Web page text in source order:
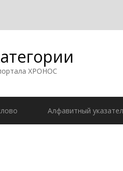
ХРОНОС
Алфавитный